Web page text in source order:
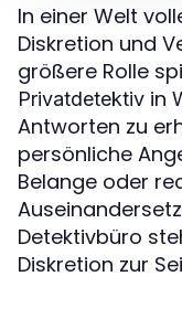
In einer Welt
Diskretion und
größere Rolle
Privatdetektiv in
Antworten zu
persönliche
Belange oder
Detektivbüro
Diskretion zur